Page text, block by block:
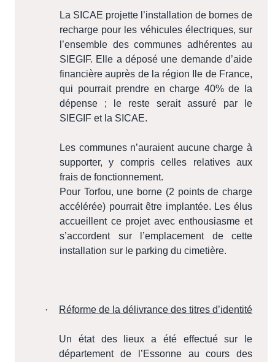
La SICAE projette l’installation de bornes de
recharge pour les véhicules électriques, sur
l’ensemble des communes adhérentes au
SIEGIF. Elle a déposé une demande d’aide
financière auprès de la région Ile de France,
qui pourrait prendre en charge 40% de la
dépense ; le reste serait assuré par le
SIEGIF et la SICAE.
Les communes n’auraient aucune charge à
supporter, y compris celles relatives aux
frais de fonctionnement.
Pour Torfou, une borne (2 points de charge
accélérée) pourrait être implantée. Les élus
accueillent ce projet avec enthousiasme et
s’accordent sur l’emplacement de cette
installation sur le parking du cimetière.
· Réforme de la délivrance des titres d’identité
Un état des lieux a été effectué sur le
département de l’Essonne au cours des